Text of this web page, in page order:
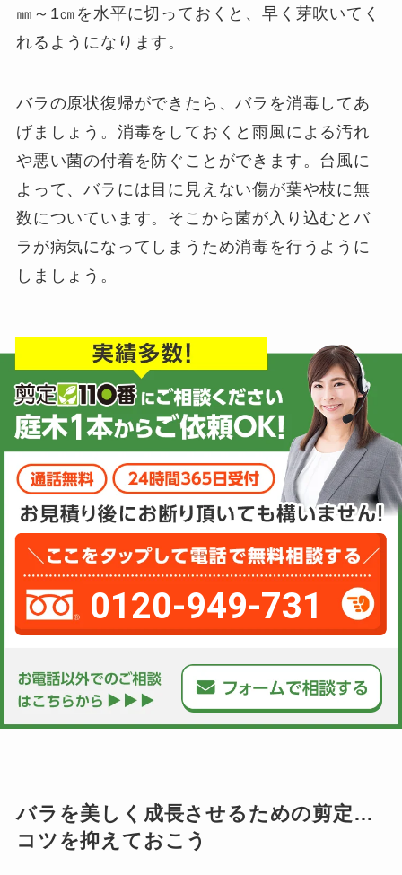
㎜～1㎝を水平に切っておくと、早く芽吹いてく
れるようになります。
バラの原状復帰ができたら、バラを消毒してあ
げましょう。消毒をしておくと雨風による汚れ
や悪い菌の付着を防ぐことができます。台風に
よって、バラには目に見えない傷が葉や枝に無
数についています。そこから菌が入り込むとバ
ラが病気になってしまうため消毒を行うように
しましょう。
0120-949-731
バラを美しく成長させるための剪定…
コツを抑えておこう